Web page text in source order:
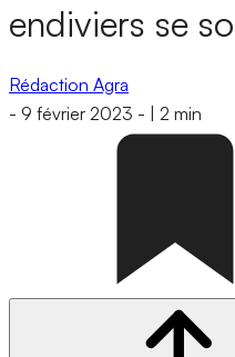
endiviers se
Rédaction Agra
- 9 février 2023 - 2 min